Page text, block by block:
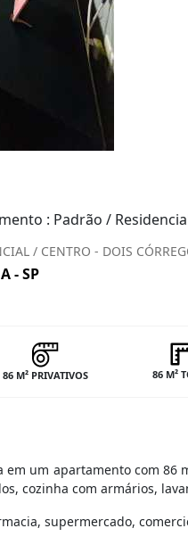
: Padrão /
/ CENTRO - DOIS
- SP
86 M² PRIVATIVOS 86 M²
um apartamento com 86
cozinha com armários,
supermercado,